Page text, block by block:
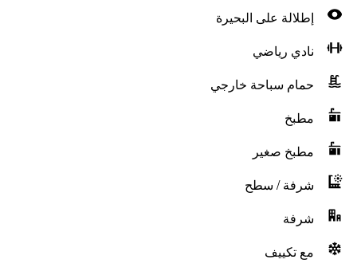
إطلالة على البحيرة
نادي رياضي
حمام سباحة خارجي
مطبخ
مطبخ صغير
شرفة / سطح
شرفة
مع تكييف